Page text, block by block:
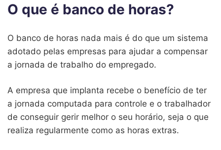
O que é banco de horas?
O banco de horas nada mais é do que um sistema
adotado pelas empresas para ajudar a compensar
a jornada de trabalho do empregado.
A empresa que implanta recebe o benefício de ter
a jornada computada para controle e o trabalhador
de conseguir gerir melhor o seu horário, seja o que
realiza regularmente como as horas extras.